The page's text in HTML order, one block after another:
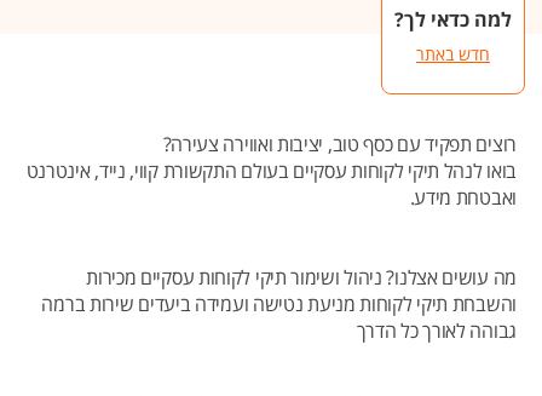
למה כדאי לך?
חדש באתר
רוצים תפקיד עם כסף טוב, יציבות ואווירה צעירה?
בואו לנהל תיקי לקוחות עסקיים בעולם התקשורת קווי, נייד, אינטרנט
ואבטחת מידע.
מה עושים אצלנו? ניהול ושימור תיקי לקוחות עסקיים מכירות
והשבחת תיקי לקוחות מניעת נטישה ועמידה ביעדים שירות ברמה
גבוהה לאורך כל הדרך